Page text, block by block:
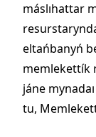
máslıhattar
eltańbanyń
memlekettík
jáne
tu,